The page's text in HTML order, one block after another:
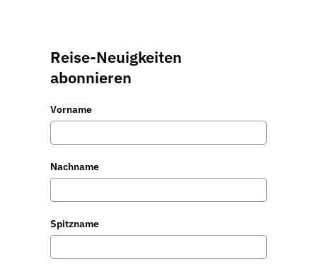
Reise-Neuigkeiten
abonnieren
Vorname
Nachname
Spitzname